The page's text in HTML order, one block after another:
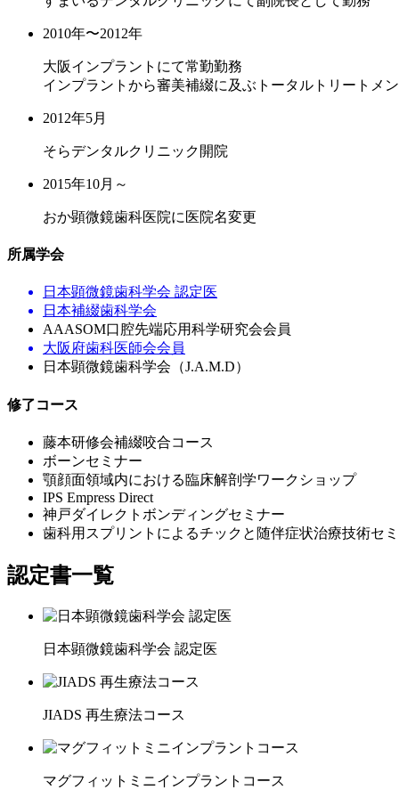
2010年〜2012年
大阪インプラントにて常勤勤務
インプラントから審美補綴に及ぶトータルトリートメ
2012年5月
そらデンタルクリニック開院
2015年10月～
おか顕微鏡歯科医院に医院名変更
所属学会
日本顕微鏡歯科学会 認定医
日本補綴歯科学会
AAASOM口腔先端応用科学研究会会員
大阪府歯科医師会会員
日本顕微鏡歯科学会（J.A.M.D）
修了コース
藤本研修会補綴咬合コース
ボーンセミナー
顎顔面領域内における臨床解剖学ワークショップ
IPS Empress Direct
神戸ダイレクトボンディングセミナー
歯科用スプリントによるチックと随伴症状治療技術セ
認定書一覧
日本顕微鏡歯科学会 認定医
JIADS 再生療法コース
マグフィットミニインプラントコース